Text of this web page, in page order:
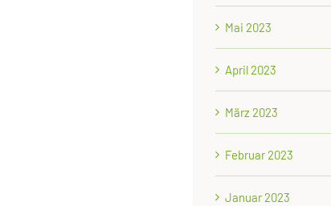
Mai 2023
April 2023
März 2023
Februar 2023
Januar 2023